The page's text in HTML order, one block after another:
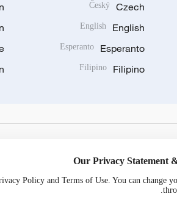
Czech
Český
English
English
Esperanto
Esperanto
Filipino
Filipino
Our Privacy Statement
Policy and Terms of Use. You can change